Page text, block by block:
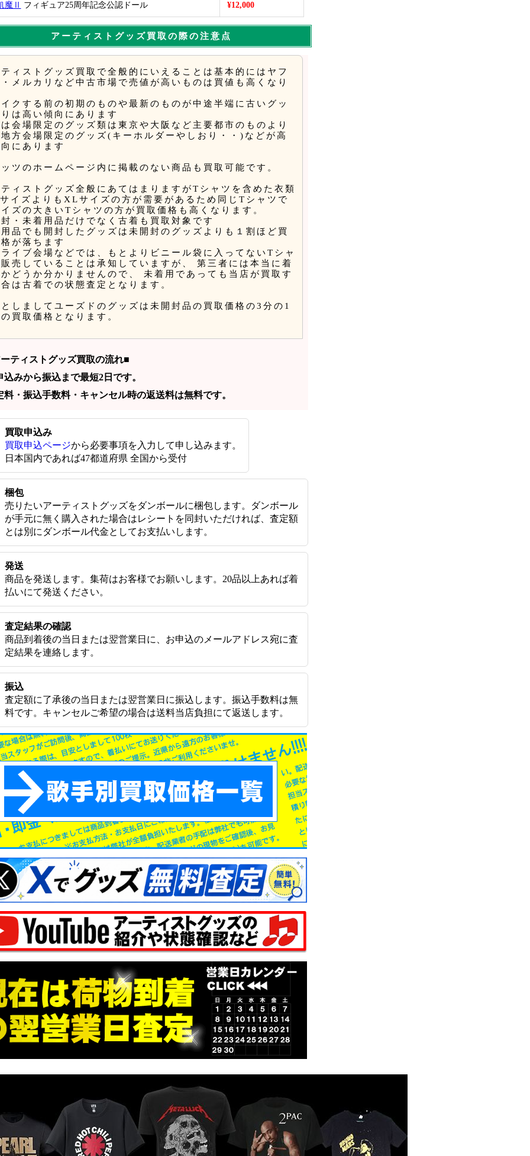
魔Ⅱ フィギュア25周年記念公認ドール ¥12,000
アーティストグッズ買取の際の注意点
ィストグッズ買取で全般的にいえることは基本的にはヤフ
メルカリなど中古市場で売値が高いものは買値も高くなり
クする前の初期のものや最新のものが中途半端に古いグッ
は高い傾向にあります
会場限定のグッズ類は東京や大阪など主要都市のものより
方会場限定のグッズ(キーホルダーやしおり・・)などが高
にあります
ツのホームページ内に掲載のない商品も買取可能です。
ィストグッズ全般にあてはまりますがTシャツを含めた衣類
イズよりもXLサイズの方が需要があるため同じTシャツで
ズの大きいTシャツの方が買取価格も高くなります。
・未着用品だけでなく古着も買取対象です
品でも開封したグッズは未開封のグッズよりも１割ほど買
が落ちます
イブ会場などでは、もとよりビニール袋に入ってないTシャ
売していることは承知していますが、 第三者には本当に着
どうか分かりませんので、 未着用であっても当店が買取す
は古着での状態査定となります。
しましてユーズドのグッズは未開封品の買取価格の3分の1
買取価格となります。
ティストグッズ買取の流れ■
込みから振込まで最短2日です。
料・振込手数料・キャンセル時の返送料は無料です。
買取申込み
買取申込ページから必要事項を入力して申し込みます。
日本国内であれば47都道府県 全国から受付
梱包
売りたいアーティストグッズをダンボールに梱包します。ダンボール
が手元に無く購入された場合はレシートを同封いただければ、査定額
とは別にダンボール代金としてお支払いします。
発送
商品を発送します。集荷はお客様でお願いします。20品以上あれば着
払いにて発送ください。
査定結果の確認
商品到着後の当日または翌営業日に、お申込のメールアドレス宛に査
定結果を連絡します。
振込
査定額に了承後の当日または翌営業日に振込します。振込手数料は無
料です。キャンセルご希望の場合は送料当店負担にて返送します。